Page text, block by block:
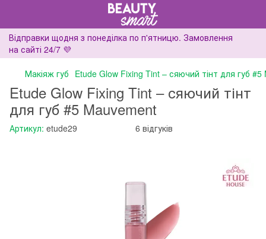
Відправки щодня з понеділка по п'ятницю. Замовлення
на сайті 24/7 💜
Макіяж губ Etude Glow Fixing Tint – сяючий тінт для губ #5
Etude Glow Fixing Tint – сяючий тінт
для губ #5 Mauvement
Артикул: etude29 6 відгуків